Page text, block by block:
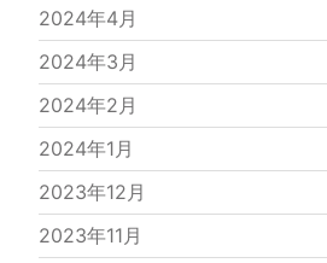
2024年4月
2024年3月
2024年2月
2024年1月
2023年12月
2023年11月